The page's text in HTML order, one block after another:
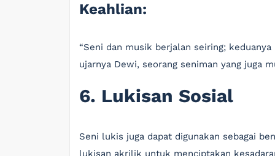
Keahlian:
“Seni dan musik berjalan seiring;
ujarnya Dewi, seorang seniman yang juga
6. Lukisan Sosial
Seni lukis juga dapat digunakan sebagai
lukisan akrilik untuk menciptakan